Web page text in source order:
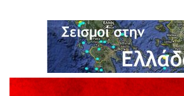
6 Αυγούστου 2026
Ολοκληρώνεται η ασφαλτόστρωση της
6 Αυγούστου 2026
H παραδοχή λαθών είναι (και) δύναμη